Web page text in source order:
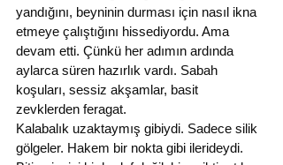
yandığını, beyninin durması için nasıl ikna
etmeye çalıştığını hissediyordu. Ama
devam etti. Çünkü her adımın ardında
aylarca süren hazırlık vardı. Sabah
koşuları, sessiz akşamlar, basit
zevklerden feragat.
Kalabalık uzaktaymış gibiydi. Sadece silik
gölgeler. Hakem bir nokta gibi ilerideydi.